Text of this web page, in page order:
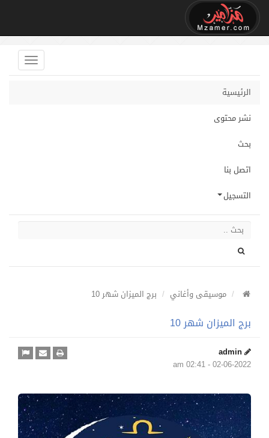
الرئيسية
نشر محتوى
بحث
اتصل بنا
التسجيل
موسيقى وأغاني برج الميزان شهر 10
برج الميزان شهر 10
admin
02-06-2022 - 02:41 am